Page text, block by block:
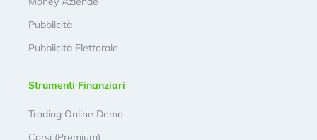
Pubblicità
Pubblicità Elettorale
Strumenti Finanziari
Trading Online Demo
Corsi (Premium)